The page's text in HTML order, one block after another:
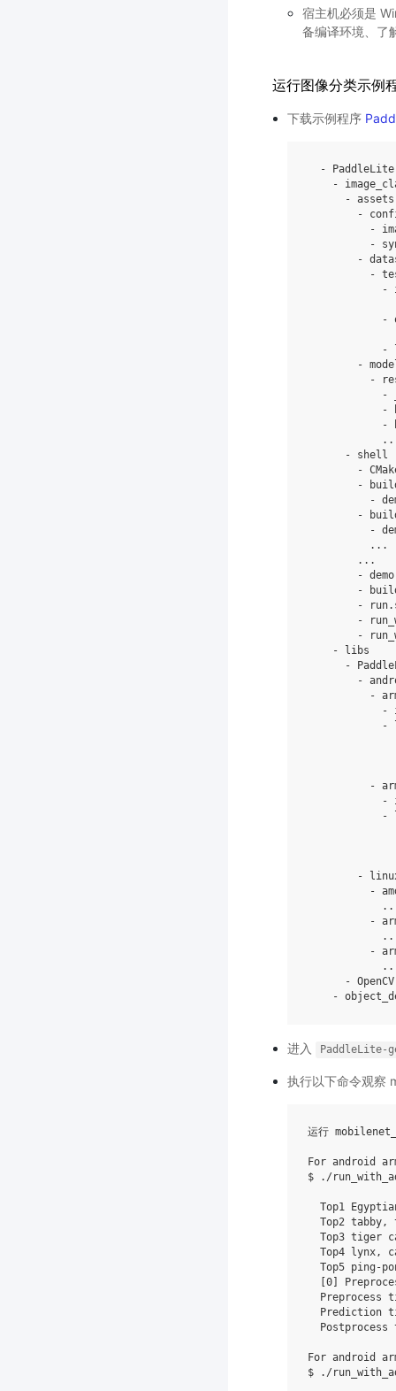
宿主机必须是
备编译环境、了
运行图像分类示例
下载示例程序
-
-
      - assets
-
-
-
-
          -
-
-
-
-
-
-
-
-
      - shell
-
-
-
-
-
          ...
        ...
-
-
-
-
-
    - libs
-
-
-
-
-
-
-
-
-
-
-
-
-
-
进入 PaddleLite-
执行以下命令观察
运行
For android
$ ./
Top1
Top2 tabby,
Top3 tiger
Top4 lynx,
Top5 ping-
0]
Preprocess
Prediction
Postprocess
For android
$ ./